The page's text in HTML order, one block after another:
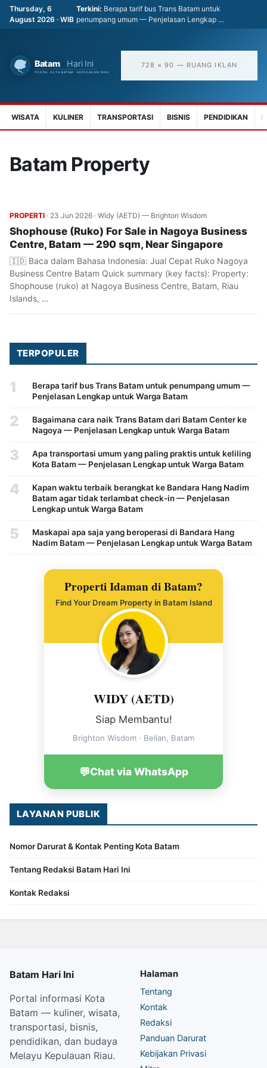
Thursday, 6
August 2026 · WIB
Terkini: Berapa tarif bus Trans Batam untuk
penumpang umum — Penjelasan Lengkap …
728 × 90 — RUANG IKLAN
WISATA KULINER TRANSPORTASI BISNIS PENDIDIKAN
Batam Property
PROPERTI · 23 Jun 2026 · Widy (AETD) — Brighton Wisdom
Shophouse (Ruko) For Sale in Nagoya Business
Centre, Batam — 290 sqm, Near Singapore
🇮🇩 Baca dalam Bahasa Indonesia: Jual Cepat Ruko Nagoya
Business Centre Batam Quick summary (key facts): Property:
Shophouse (ruko) at Nagoya Business Centre, Batam, Riau
Islands, …
TERPOPULER
1
Berapa tarif bus Trans Batam untuk penumpang umum —
Penjelasan Lengkap untuk Warga Batam
2
Bagaimana cara naik Trans Batam dari Batam Center ke
Nagoya — Penjelasan Lengkap untuk Warga Batam
3
Apa transportasi umum yang paling praktis untuk keliling
Kota Batam — Penjelasan Lengkap untuk Warga Batam
4
Kapan waktu terbaik berangkat ke Bandara Hang Nadim
Batam agar tidak terlambat check-in — Penjelasan
Lengkap untuk Warga Batam
5
Maskapai apa saja yang beroperasi di Bandara Hang
Nadim Batam — Penjelasan Lengkap untuk Warga Batam
Properti Idaman di Batam?
Find Your Dream Property in Batam Island
WIDY (AETD)
Siap Membantu!
Brighton Wisdom · Belian, Batam
💬Chat via WhatsApp
LAYANAN PUBLIK
Nomor Darurat & Kontak Penting Kota Batam
Tentang Redaksi Batam Hari Ini
Kontak Redaksi
Batam Hari Ini
Portal informasi Kota
Batam — kuliner, wisata,
transportasi, bisnis,
pendidikan, dan budaya
Melayu Kepulauan Riau.
Halaman
Tentang
Kontak
Redaksi
Panduan Darurat
Kebijakan Privasi